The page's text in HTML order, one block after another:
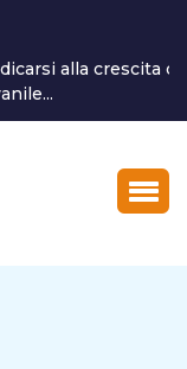
alla crescita del